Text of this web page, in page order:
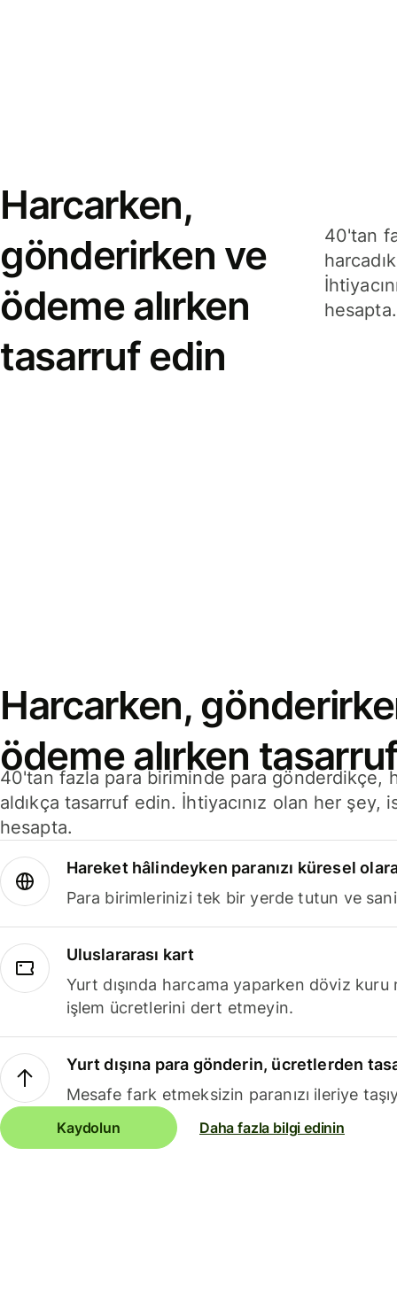
Harcarken,
gönderirken ve
ödeme alırken
tasarruf edin
40'tan
hesapta.
Harcarken,
ödeme alırken
40'tan fazla para biriminde para gönderdikçe,
aldıkça tasarruf edin. İhtiyacınız olan her
hesapta.
Hareket hâlindeyken paranızı küresel
Para birimlerinizi tek bir yerde tutun ve
Uluslararası kart
Yurt dışında harcama yaparken döviz kuru
işlem ücretlerini dert etmeyin.
Yurt dışına para gönderin, ücretlerden
Mesafe fark etmeksizin paranızı ileriye
Kaydolun Daha fazla bilgi edinin